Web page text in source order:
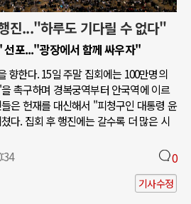
진..."하루도 기다릴 수 없다"
선포..."광장에서 함께 싸우자"
향한다. 15일 주말 집회에는 100만명의
촉구하며 경복궁역부터 안국역에 이르
은 헌재를 대신해서 "피청구인 대통령 윤
다. 집회 후 행진에는 갈수록 더 많은 시
0
기사수정